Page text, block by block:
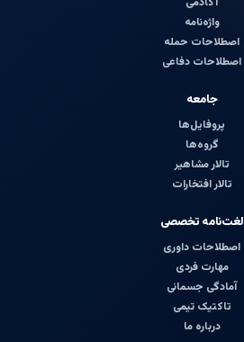
واژه‌نامه
اصطلاحات حمله
اصطلاحات دفاعی
جامعه
پروفایل‌ها
گروه‌ها
تالار مشاهیر
تالار افتخارات
لغت‌نامه تخصصی
اصطلاحات داوری
مهارت فردی
آمادگی جسمانی
تاکتیک تیمی
درباره ما